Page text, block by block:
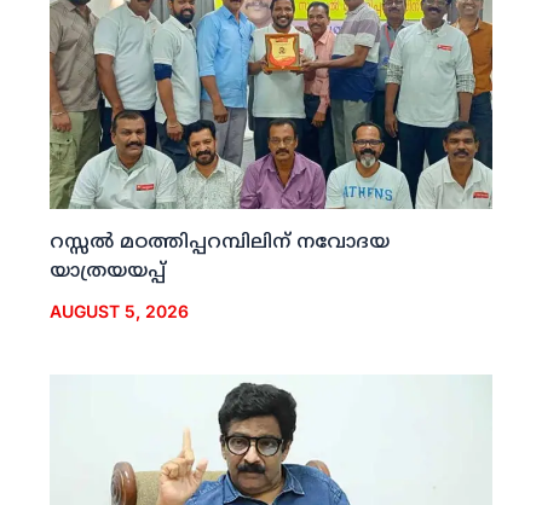
റസ്സല്‍ മഠത്തിപ്പറമ്പിലിന് നവോദയ
യാത്രയയപ്പ്
AUGUST 5, 2026